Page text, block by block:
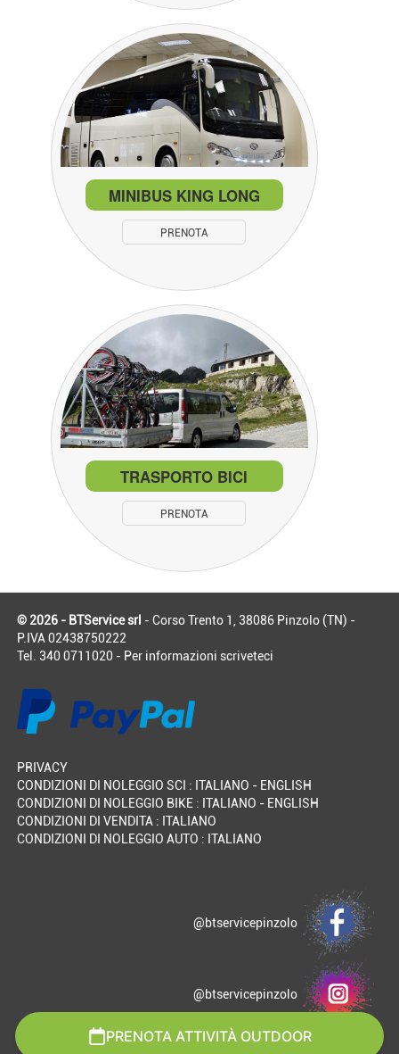
MINIBUS KING LONG
PRENOTA
TRASPORTO BICI
PRENOTA
© 2026 - BTService srl - Corso Trento 1, 38086 Pinzolo (TN) -
P.IVA 02438750222
Tel. 340 0711020 - Per informazioni scriveteci
PRIVACY
CONDIZIONI DI NOLEGGIO SCI : ITALIANO - ENGLISH
CONDIZIONI DI NOLEGGIO BIKE : ITALIANO - ENGLISH
CONDIZIONI DI VENDITA : ITALIANO
CONDIZIONI DI NOLEGGIO AUTO : ITALIANO
@btservicepinzolo
@btservicepinzolo
PRENOTA ATTIVITÀ OUTDOOR